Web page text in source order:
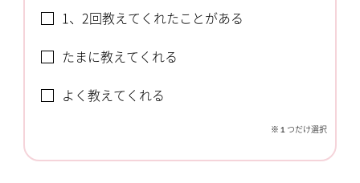
1、2回教えてくれたことがある
たまに教えてくれる
よく教えてくれる
※１つだけ選択